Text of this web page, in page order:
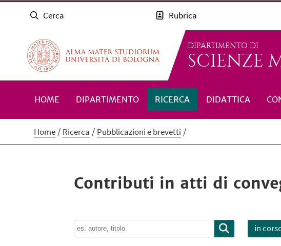
Cerca Rubrica
DIPARTIMENTO DI
SCIENZE
HOME DIPARTIMENTO RICERCA DIDATTICA
Home Ricerca Pubblicazioni e brevetti
Contributi in atti di
in